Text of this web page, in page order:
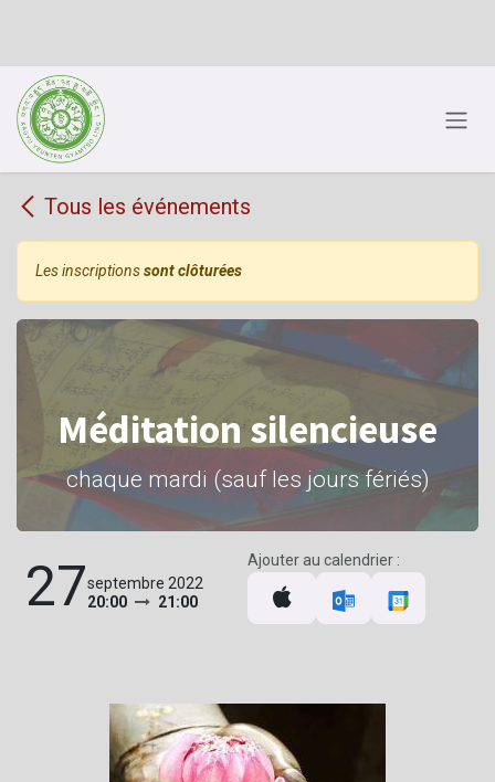
Se rendre au contenu
Tous les événements
Les inscriptionssont clôturées
Méditation silencieuse
chaque mardi (sauf les jours fériés)
27septembre 2022
20:00
21:00
Ajouter au calendrier :